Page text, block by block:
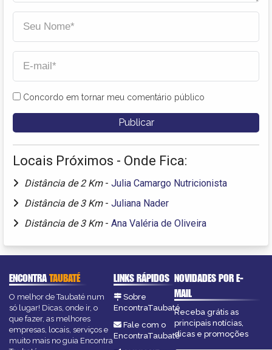
Concordo em tornar meu comentário público
Locais Próximos - Onde Fica:
Distância de 2 Km - Julia Camargo Nutricionista
Distância de 3 Km - Juliana Nader
Distância de 3 Km - Ana Valéria de Oliveira
ENCONTRATAUBATÉ
O melhor de Taubaté num
só lugar! Dicas, onde ir, o
que fazer, as melhores
empresas, locais, serviços e
muito mais no guia Encontra
LINKS RÁPIDOS
Sobre
EncontraTaubaté
Fale com o
EncontraTaubaté
NOVIDADES POR E-
MAIL
Receba grátis as
principais notícias,
dicas e promoções